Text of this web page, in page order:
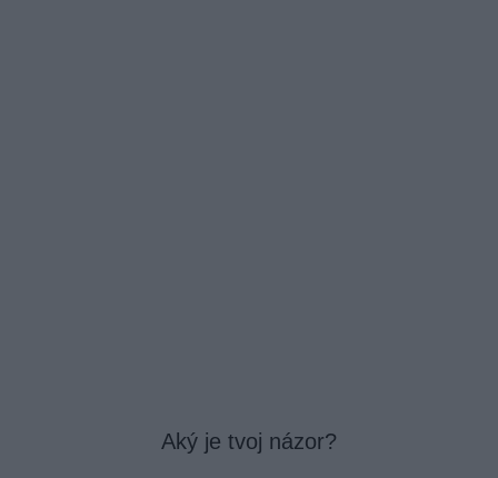
Aký je tvoj názor?